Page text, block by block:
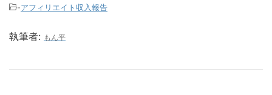
-アフィリエイト収入報告
執筆者: もん平